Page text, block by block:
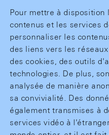
Pour mettre à disposition
contenus et les services
personnaliser les
des liens vers les
des cookies, des outils
technologies. De plus,
analysée de manière
sa convivialité. Des
également transmises à
services vidéo à